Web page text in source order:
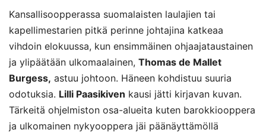
Kansallisoopperassa suomalaisten laulajien tai
kapellimestarien pitkä perinne johtajina katkeaa
vihdoin elokuussa, kun ensimmäinen ohjaajataustainen
ja ylipäätään ulkomaalainen, Thomas de Mallet
Burgess, astuu johtoon. Häneen kohdistuu suuria
odotuksia. Lilli Paasikiven kausi jätti kirjavan kuvan.
Tärkeitä ohjelmiston osa-alueita kuten barokkiooppera
ja ulkomainen nykyooppera jäi päänäyttämöllä